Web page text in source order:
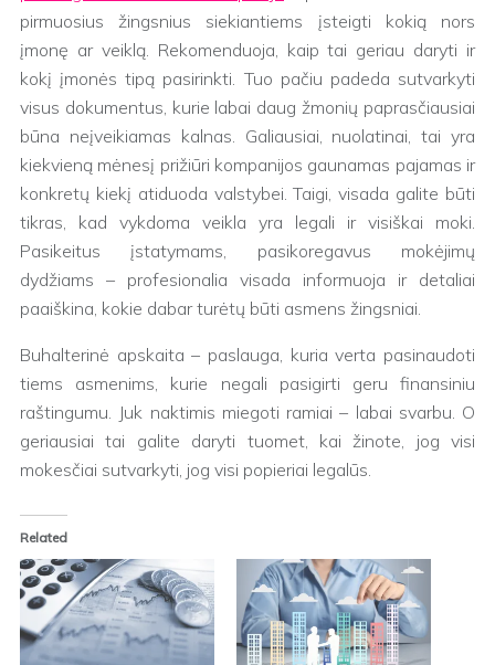
pirmuosius žingsnius siekiantiems įsteigti kokią nors
įmonę ar veiklą. Rekomenduoja, kaip tai geriau daryti ir
kokį įmonės tipą pasirinkti. Tuo pačiu padeda sutvarkyti
visus dokumentus, kurie labai daug žmonių paprasčiausiai
būna neįveikiamas kalnas. Galiausiai, nuolatinai, tai yra
kiekvieną mėnesį prižiūri kompanijos gaunamas pajamas ir
konkretų kiekį atiduoda valstybei. Taigi, visada galite būti
tikras, kad vykdoma veikla yra legali ir visiškai moki.
Pasikeitus įstatymams, pasikoregavus mokėjimų
dydžiams – profesionalia visada informuoja ir detaliai
paaiškina, kokie dabar turėtų būti asmens žingsniai.
Buhalterinė apskaita – paslauga, kuria verta pasinaudoti
tiems asmenims, kurie negali pasigirti geru finansiniu
raštingumu. Juk naktimis miegoti ramiai – labai svarbu. O
geriausiai tai galite daryti tuomet, kai žinote, jog visi
mokesčiai sutvarkyti, jog visi popieriai legalūs.
Related